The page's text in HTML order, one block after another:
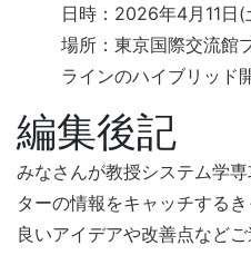
日時：2026年4月11日(
場所：東京国際交流館
ラインのハイブリッド
編集後記
みなさんが教授システム学
ターの情報をキャッチする
良いアイデアや改善点など